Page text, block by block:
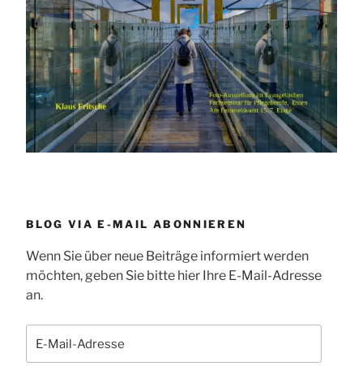
BLOG VIA E-MAIL ABONNIEREN
Wenn Sie über neue Beiträge informiert werden
möchten, geben Sie bitte hier Ihre E-Mail-Adresse
an.
Mail-